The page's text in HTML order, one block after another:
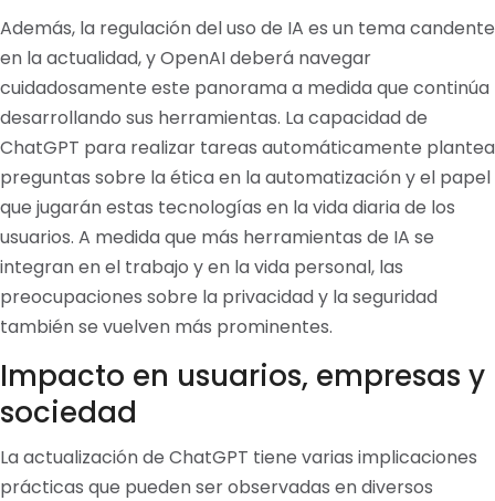
Además, la regulación del uso de IA es un tema candente
en la actualidad, y OpenAI deberá navegar
cuidadosamente este panorama a medida que continúa
desarrollando sus herramientas. La capacidad de
ChatGPT para realizar tareas automáticamente plantea
preguntas sobre la ética en la automatización y el papel
que jugarán estas tecnologías en la vida diaria de los
usuarios. A medida que más herramientas de IA se
integran en el trabajo y en la vida personal, las
preocupaciones sobre la privacidad y la seguridad
también se vuelven más prominentes.
Impacto en usuarios, empresas y
sociedad
La actualización de ChatGPT tiene varias implicaciones
prácticas que pueden ser observadas en diversos